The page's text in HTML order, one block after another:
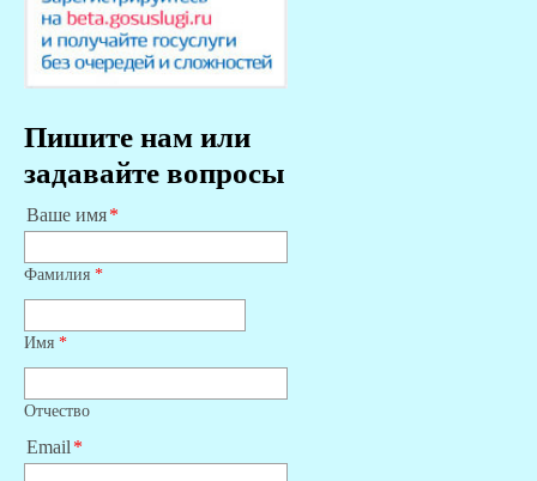
Пишите нам или
задавайте вопросы
Ваше имя
Фамилия *
Имя *
Отчество
Email